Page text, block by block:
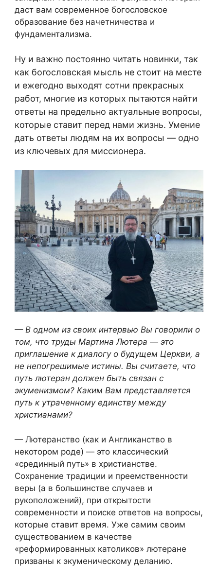
даст вам современное богословское
образование без начетничества и
фундаментализма.
Ну и важно постоянно читать новинки, так
как богословская мысль не стоит на месте
и ежегодно выходят сотни прекрасных
работ, многие из которых пытаются найти
ответы на предельно актуальные вопросы,
которые ставит перед нами жизнь. Умение
дать ответы людям на их вопросы — одно
из ключевых для миссионера.
— В одном из своих интервью Вы говорили о
том, что труды Мартина Лютера — это
приглашение к диалогу о будущем Церкви, а
не непогрешимые истины. Вы считаете, что
путь лютеран должен быть связан с
экуменизмом? Каким Вам представляется
путь к утраченному единству между
христианами?
— Лютеранство (как и Англиканство в
некотором роде) — это классический
«срединный путь» в христианстве.
Сохранение традиции и преемственности
веры (а в большинстве случаев и
рукоположений), при открытости
современности и поиске ответов на вопросы,
которые ставит время. Уже самим своим
существованием в качестве
«реформированных католиков» лютеране
призваны к экуменическому деланию.